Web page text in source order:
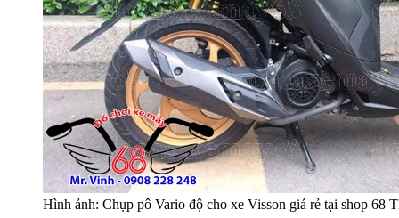
Hình ảnh: Chụp pô Vario độ cho xe Visson giá rẻ tại shop 68